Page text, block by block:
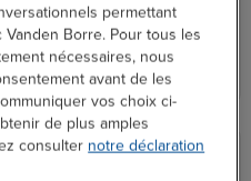
: La série Galaxy S26 de
sous la loupe
rapide et facile avec le
permettant
Borre. Pour tous les
nécessaires, nous
avant de les
vos choix ci-
de plus amples
consulternotre déclaration